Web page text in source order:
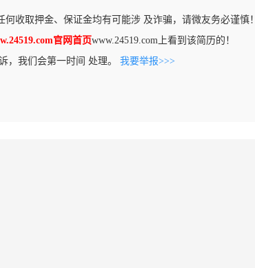
何收取押金、保证金均有可能涉 及诈骗，请微友务必谨慎！
官网首页www.24519.com上看到该简历的！
，我们会第一时间 处理。 我要举报>>>